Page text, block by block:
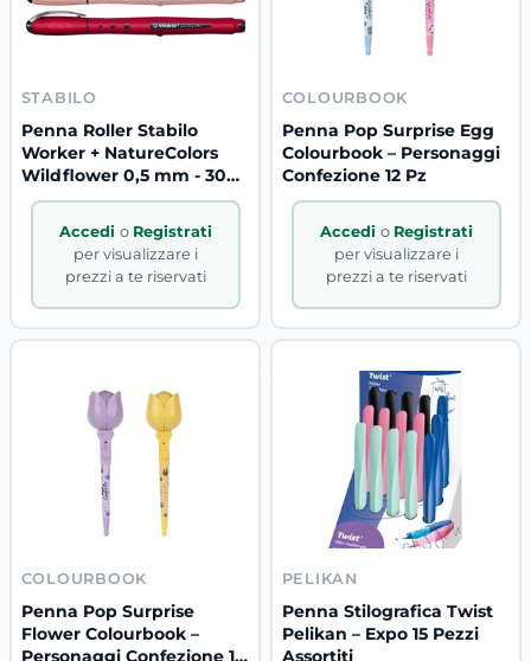
STABILO
Penna Roller Stabilo
Worker + NatureColors
Wildflower 0,5 mm - 30
pezzi
Accedi o Registrati
per visualizzare i
prezzi a te riservati
COLOURBOOK
Penna Pop Surprise Egg
Colourbook – Personaggi
Confezione 12 Pz
Accedi o Registrati
per visualizzare i
prezzi a te riservati
COLOURBOOK
Penna Pop Surprise
Flower Colourbook –
Personaggi Confezione 12
PELIKAN
Penna Stilografica Twist
Pelikan – Expo 15 Pezzi
Assortiti